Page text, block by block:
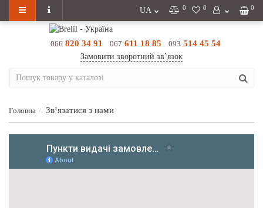
0
UA 0 0
066 820 34 91 067 611 18 85 093 514 45 54
Замовити зворотний зв`язок
Головна Зв’язатися з нами